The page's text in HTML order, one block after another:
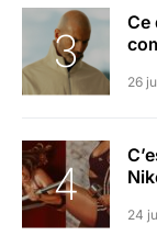
Ce
26
24